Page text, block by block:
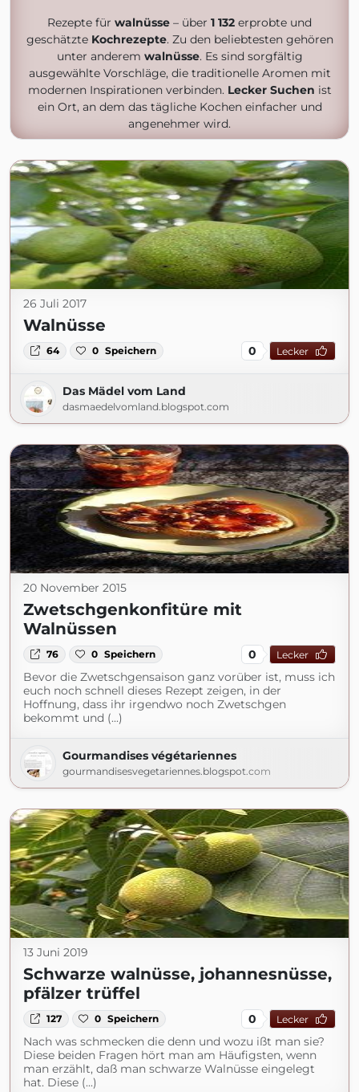
Rezepte für walnüsse – über 1 132 erprobte und
geschätzte Kochrezepte. Zu den beliebtesten gehören
unter anderem walnüsse. Es sind sorgfältig
ausgewählte Vorschläge, die traditionelle Aromen mit
modernen Inspirationen verbinden. Lecker Suchen ist
ein Ort, an dem das tägliche Kochen einfacher und
angenehmer wird.
26 Juli 2017
Walnüsse
64 0 Speichern 0 Lecker
Das Mädel vom Land
dasmaedelvomland.blogspot.com
20 November 2015
Zwetschgenkonfitüre mit
Walnüssen
76 0 Speichern 0 Lecker
Bevor die Zwetschgensaison ganz vorüber ist, muss ich
euch noch schnell dieses Rezept zeigen, in der
Hoffnung, dass ihr irgendwo noch Zwetschgen
bekommt und (...)
Gourmandises végétariennes
gourmandisesvegetariennes.blogspot.com
13 Juni 2019
Schwarze walnüsse, johannesnüsse,
pfälzer trüffel
127 0 Speichern 0 Lecker
Nach was schmecken die denn und wozu ißt man sie?
Diese beiden Fragen hört man am Häufigsten, wenn
man erzählt, daß man schwarze Walnüsse eingelegt
hat. Diese (...)